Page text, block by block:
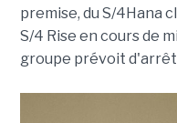
premise, du S/4Hana
S/4 Rise en cours de
groupe prévoit